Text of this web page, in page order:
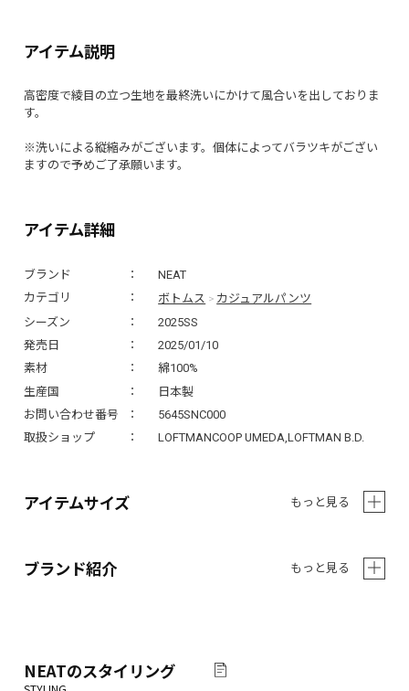
アイテム詳細
ブランド
NEAT
カテゴリ
ボトムス > カジュアルパンツ
シーズン
2025SS
発売日
2025/01/10
素材
綿100%
生産国
日本製
お問い合わせ番号
5645SNC000
取扱ショップ
LOFTMANCOOP UMEDA,LOFTMAN B.D.
アイテム説明
高密度で綾目の立つ生地を最終洗いにかけて風合いを出しておりま
す。
※洗いによる縦縮みがございます。個体によってバラツキがござい
ますので予めご了承願います。
アイテムサイズ もっと見る
ブランド紹介 もっと見る
NEATのスタイリング